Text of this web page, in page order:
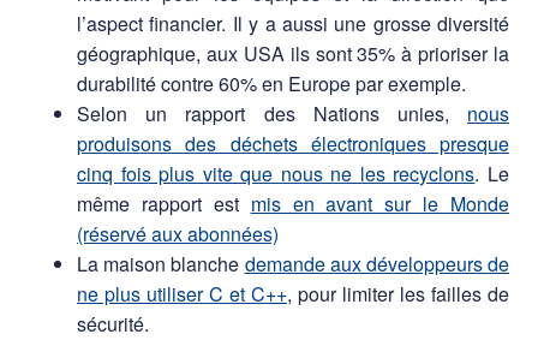
l’aspect financier. Il y a aussi une grosse diversité
géographique, aux USA ils sont 35% à prioriser la
durabilité contre 60% en Europe par exemple.
Selon un rapport des Nations unies, nous
produisons des déchets électroniques presque
cinq fois plus vite que nous ne les recyclons. Le
même rapport est mis en avant sur le Monde
(réservé aux abonnées)
La maison blanche demande aux développeurs de
ne plus utiliser C et C++, pour limiter les failles de
sécurité.